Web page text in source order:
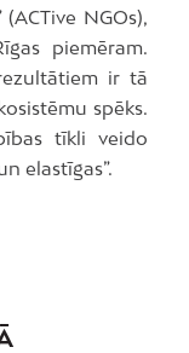
NGOs),
piemēram.
ir tā
spēks.
tīkli veido
elastīgas”.